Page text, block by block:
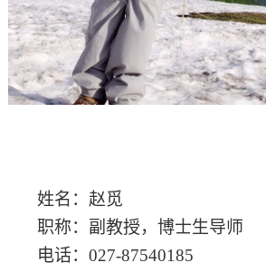
姓名：赵觅
职称：副教授，博士生导师
电话： 027-87540185